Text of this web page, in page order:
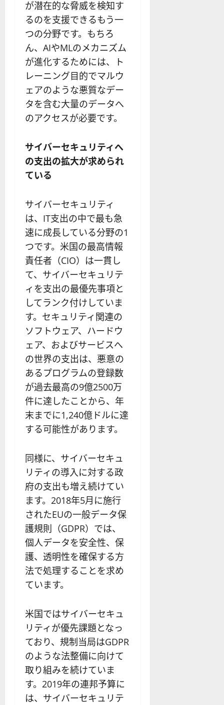
が潜在的な脅威を検知す
るのを支援できるもう一
つの分野です。もちろ
ん、AIやMLのメカニズム
が進化するためには、ト
レーニング目的でマルウ
ェアのような悪質なデー
タを含む大量のデータへ
のアクセスが必要です。
サイバーセキュリティへ
の支出の拡大が求められ
ている
サイバーセキュリティ
は、IT支出の中で最も急
速に成長している分野の1
つです。米国の最高情報
責任者（CIO）は一貫し
て、サイバーセキュリテ
ィを支出の最優先事項と
してランク付けしていま
す。セキュリティ関連の
ソフトウェア、ハードウ
ェア、およびサービスへ
の世界の支出は、悪意の
あるプログラムの登録数
が過去最高の9億2500万
件に達したことから、年
末までに1,240億ドルに達
する可能性があります。
同様に、サイバーセキュ
リティの導入に対する政
府の支出も増え続けてい
ます。2018年5月に施行
されたEUの一般データ保
護規則（GDPR）では、
個人データを安全性、保
護、透明性を確保する方
法で処理することを求め
ています。
米国ではサイバーセキュ
リティが優先課題となっ
ており、規制当局はGDPR
のような法整備に向けて
取り組みを続けていま
す。2019年の連邦予算に
は、サイバーセキュリテ